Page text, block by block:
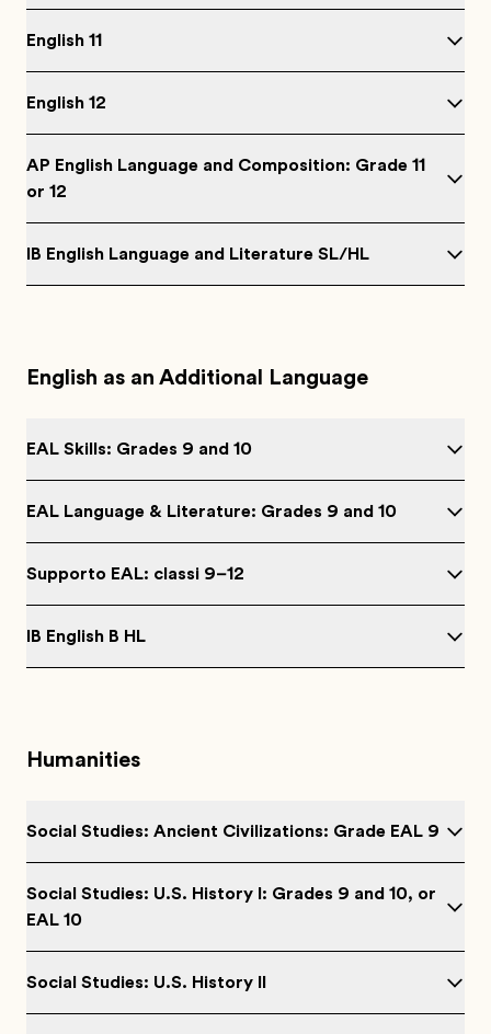
English 11
English 12
AP English Language and Composition: Grade 11
or 12
IB English Language and Literature SL/HL
English as an Additional Language
EAL Skills: Grades 9 and 10
EAL Language & Literature: Grades 9 and 10
Supporto EAL: classi 9–12
IB English B HL
Humanities
Social Studies: Ancient Civilizations: Grade EAL 9
Social Studies: U.S. History I: Grades 9 and 10, or
EAL 10
Social Studies: U.S. History II